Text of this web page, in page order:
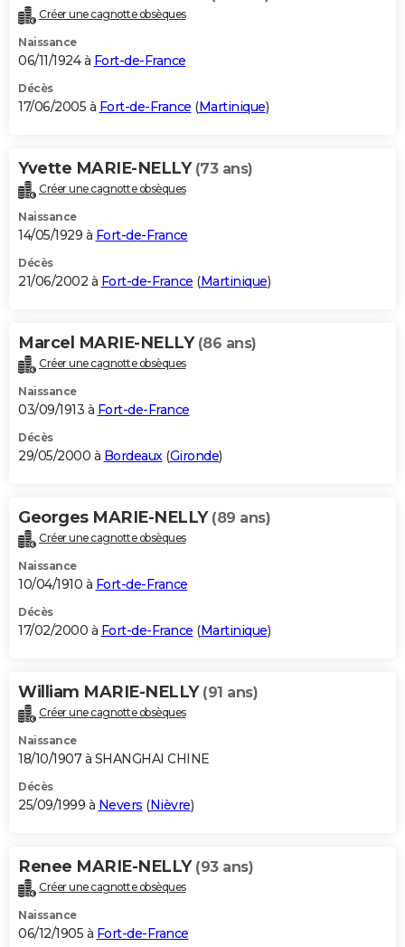
Créer une cagnotte obsèques
Naissance
06/11/1924 à Fort-de-France
Décès
17/06/2005 à Fort-de-France (Martinique)
Yvette MARIE-NELLY (73 ans)
Créer une cagnotte obsèques
Naissance
14/05/1929 à Fort-de-France
Décès
21/06/2002 à Fort-de-France (Martinique)
Marcel MARIE-NELLY (86 ans)
Créer une cagnotte obsèques
Naissance
03/09/1913 à Fort-de-France
Décès
29/05/2000 à Bordeaux(Gironde)
Georges MARIE-NELLY (89 ans)
Créer une cagnotte obsèques
Naissance
10/04/1910 à Fort-de-France
Décès
17/02/2000 à Fort-de-France (Martinique)
William MARIE-NELLY (91 ans)
Créer une cagnotte obsèques
Naissance
18/10/1907 à SHANGHAI CHINE
Décès
25/09/1999 à Nevers (Nièvre)
Renee MARIE-NELLY (93 ans)
Créer une cagnotte obsèques
Naissance
06/12/1905 à Fort-de-France